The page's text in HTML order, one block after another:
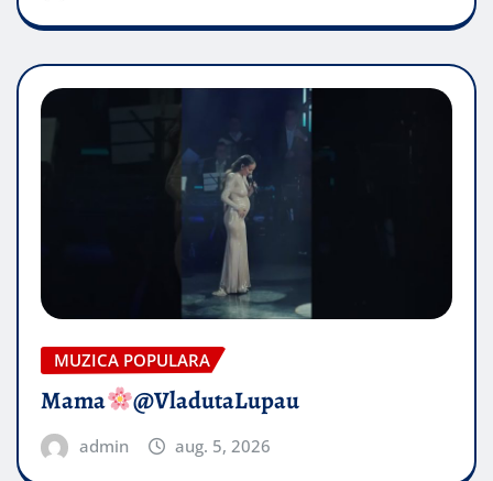
MUZICA POPULARA
Mama @VladutaLupau
admin aug. 5, 2026